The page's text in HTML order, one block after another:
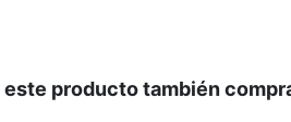
producto también